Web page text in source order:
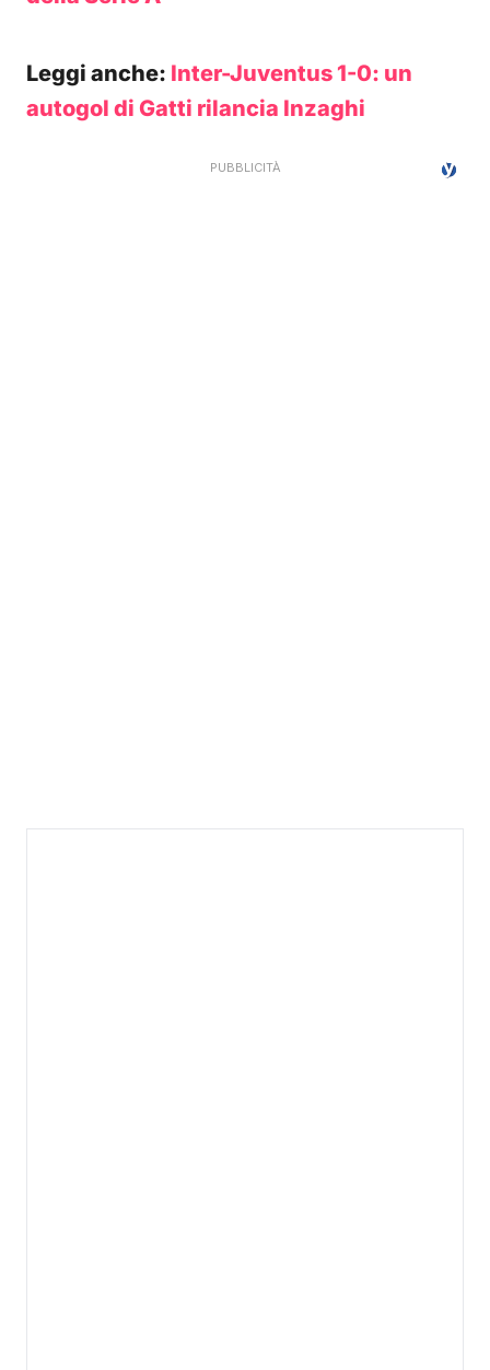
Leggi anche: Inter-Juventus 1-0: un
autogol di Gatti rilancia Inzaghi